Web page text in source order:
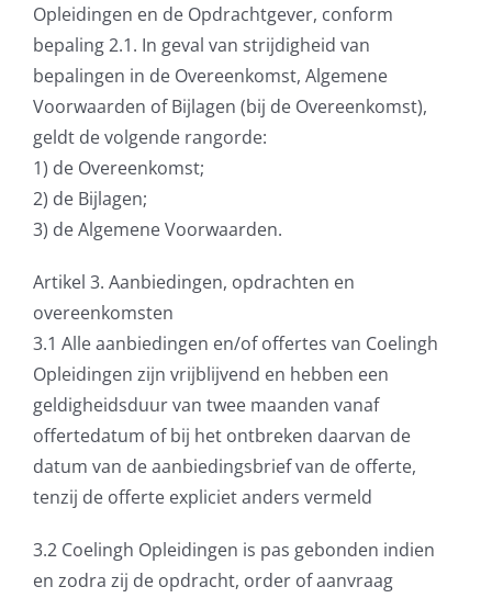
Opleidingen en de Opdrachtgever, conform
bepaling 2.1. In geval van strijdigheid van
bepalingen in de Overeenkomst, Algemene
Voorwaarden of Bijlagen (bij de Overeenkomst),
geldt de volgende rangorde:
1) de Overeenkomst;
2) de Bijlagen;
3) de Algemene Voorwaarden.
Artikel 3. Aanbiedingen, opdrachten en
overeenkomsten
3.1 Alle aanbiedingen en/of offertes van Coelingh
Opleidingen zijn vrijblijvend en hebben een
geldigheidsduur van twee maanden vanaf
offertedatum of bij het ontbreken daarvan de
datum van de aanbiedingsbrief van de offerte,
tenzij de offerte expliciet anders vermeld
3.2 Coelingh Opleidingen is pas gebonden indien
en zodra zij de opdracht, order of aanvraag